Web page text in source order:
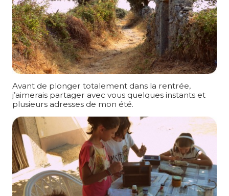
Avant de plonger totalement dans la rentrée,
j’aimerais partager avec vous quelques instants et
plusieurs adresses de mon été.